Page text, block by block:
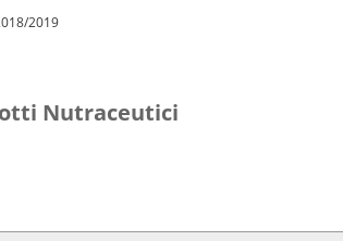
2019
Nutraceutici